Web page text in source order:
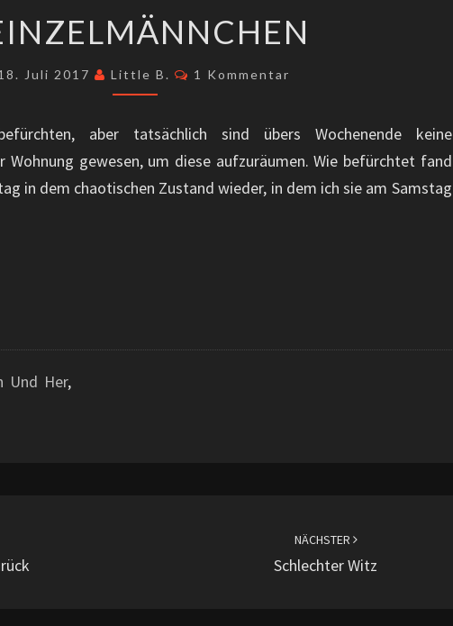
Juli 2017 Little B. Kommentare
1 Kommentar
aber tatsächlich sind übers Wochenende keine
Wohnung gewesen, um diese aufzuräumen. Wie befürchtet fand
in dem chaotischen Zustand wieder, in dem ich sie am Samstag
Und Her,
NÄCHSTER
Schlechter Witz